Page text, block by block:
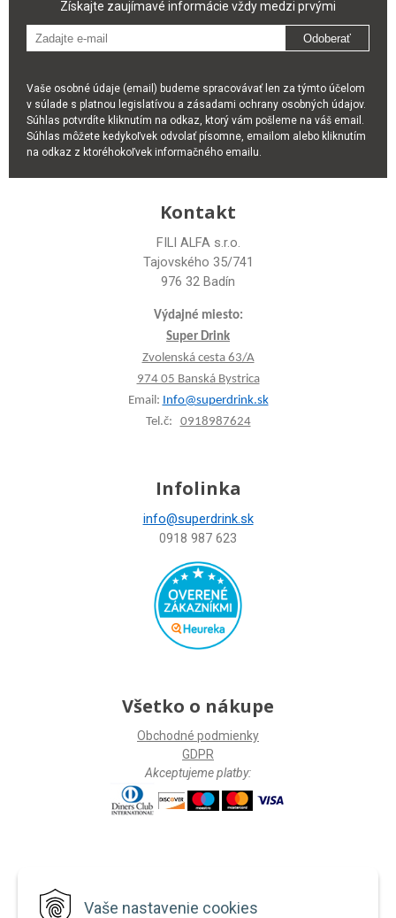
Vaše nastavenie cookies
Získajte zaujímavé informácie vždy medzi prvými
Odoberať
Vaše osobné údaje (email) budeme spracovávať len za týmto účelom
v súlade s platnou legislatívou a zásadami ochrany osobných údajov.
Súhlas potvrdíte kliknutím na odkaz, ktorý vám pošleme na váš email.
Súhlas môžete kedykoľvek odvolať písomne, emailom alebo kliknutím
na odkaz z ktoréhokoľvek informačného emailu.
Kontakt
FILI ALFA s.r.o.
Tajovského 35/741
976 32 Badín
Výdajné miesto:
Super Drink
Zvolenská cesta 63/A
974 05 Banská Bystrica
Email: Info@superdrink.sk
Tel.č: 0918987624
Infolinka
info@superdrink.sk
0918 987 623
Všetko o nákupe
Obchodné podmienky
GDPR
Akceptujeme platby: